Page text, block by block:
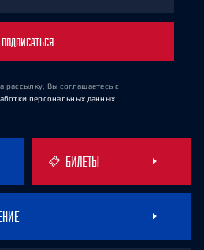
ПОДПИСАТЬСЯ
рассылку, Вы соглашаетесь с
персональных данных
БИЛЕТЫ